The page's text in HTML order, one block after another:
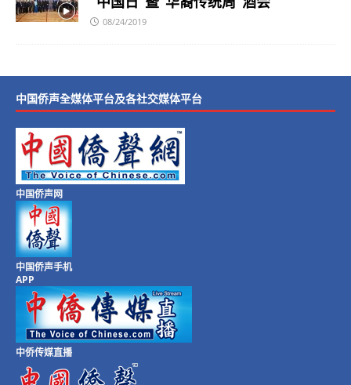
08/24/2019
中国侨声全媒体平台及各社交媒体平台
中国侨声网
中国侨声手机
APP
中侨传媒直播